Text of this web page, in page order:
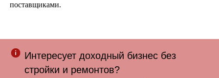
поставщиками.
Интересует доходный бизнес без
стройки и ремонтов?